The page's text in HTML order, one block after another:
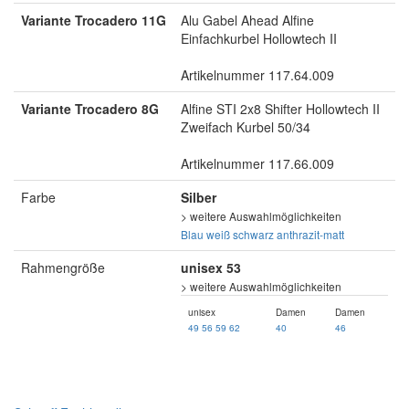
Variante Trocadero 11G
Alu Gabel Ahead Alfine
Einfachkurbel Hollowtech II
Artikelnummer 117.64.009
Variante Trocadero 8G
Alfine STI 2x8 Shifter Hollowtech II
Zweifach Kurbel 50/34
Artikelnummer 117.66.009
Farbe
Silber
> weitere Auswahlmöglichkeiten
Blau weißschwarzanthrazit-matt
Rahmengröße unisex 53
> weitere Auswahlmöglichkeiten
unisex
49 56 59 62
Damen
40
Damen
46